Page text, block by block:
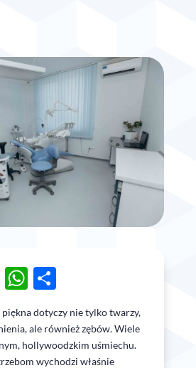
WhatsApp
Share
dotyczy nie tylko twarzy,
ale również zębów. Wiele
hollywoodzkim uśmiechu.
wychodzi właśnie